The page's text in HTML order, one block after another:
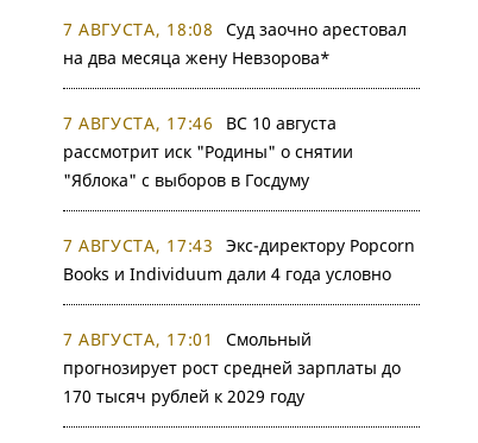
7 АВГУСТА, 18:08
Суд заочно арестовал
на два месяца жену Невзорова*
7 АВГУСТА, 17:46
ВС 10 августа
рассмотрит иск "Родины" о снятии
"Яблока" с выборов в Госдуму
7 АВГУСТА, 17:43
Экс-директору Popcorn
Books и Individuum дали 4 года условно
7 АВГУСТА, 17:01
Смольный
прогнозирует рост средней зарплаты до
170 тысяч рублей к 2029 году